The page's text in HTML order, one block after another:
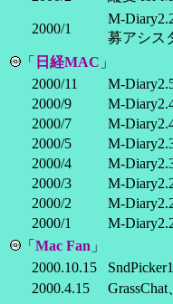
2000/1
M-
募アシス
「 日経MAC 」
2000/11
M-
2000/9
M-
2000/7
M-
2000/5
M-
2000/4
M-
2000/3
M-
2000/2
M-
2000/1
M-
「 Mac Fan 」
2000.10.15
2000.4.15